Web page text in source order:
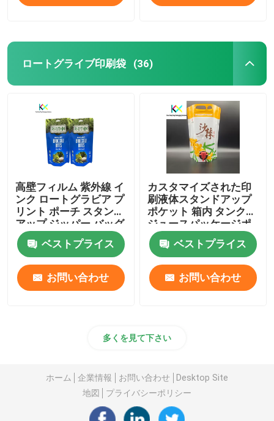
ロートグライブ印刷袋 (36)
高壁フィルム 紫外線 イ
ンク ロートグラビア プ
リント ポーチ スタンド
アップ ジッパー バッグ
ベストプライス
お問い合わせ
カスタマイズされた印
刷液体スタンドアップ
ポケット 箱内 タンクの
ジュースパッケージポ
ケット
ベストプライス
お問い合わせ
多くを見て下さい
ホーム 企業情報 お問い合わせ
Desktop Site
地図
プライバシーポリシー